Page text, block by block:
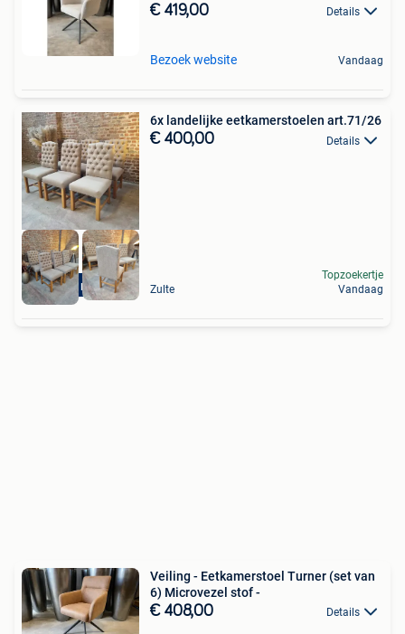
€ 419,00 Details
Bezoek website Vandaag
levering mogelijk
6x landelijke eetkamerstoelen art.71/26
€ 400,00 Details
Zulte
Topzoekertje
Vandaag
Veiling - Eetkamerstoel Turner (set van
6) Microvezel stof -
€ 408,00 Details